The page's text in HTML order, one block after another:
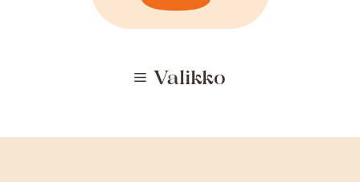
Valikko